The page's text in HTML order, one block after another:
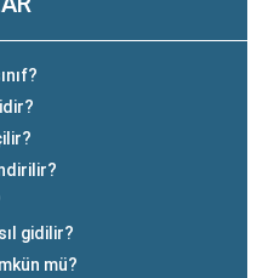
gidilir?
mü?